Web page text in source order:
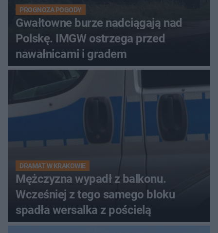
PROGNOZA POGODY
Gwałtowne burze nadciągają nad
Polskę. IMGW ostrzega przed
nawałnicami i gradem
DRAMAT W KRAKOWIE
Mężczyzna wypadł z balkonu.
Wcześniej z tego samego bloku
spadła wersalka z pościelą